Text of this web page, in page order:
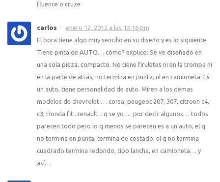
fluence o cruze
carlos
enero 12, 2012 a las 12:16 pm
El bora tiene algo muy sencillo en su diseño y es lo siguiente:
Tiene pinta de AUTO… cómo? explico: Se ve diseñado en
una sola pieza, compacto. No tiene firuletes ni en la trompa ni
en la parte de atrás, no termina en punta, ni en camioneta. Es
un auto, tiene personalidad de auto. Miren a los demas
modelos de chevrolet … corsa, peugeot 207, 307, citroen c4,
c3, Honda fit.. renault .. q se yo … por decir algunos… todos
parecen todo pero lo q menos se parecen es a un auto, el q
no termina en punta, termina de costado, el q no termina
cuadrado termina redondo, tipo lancha, en camioneta… y
así…